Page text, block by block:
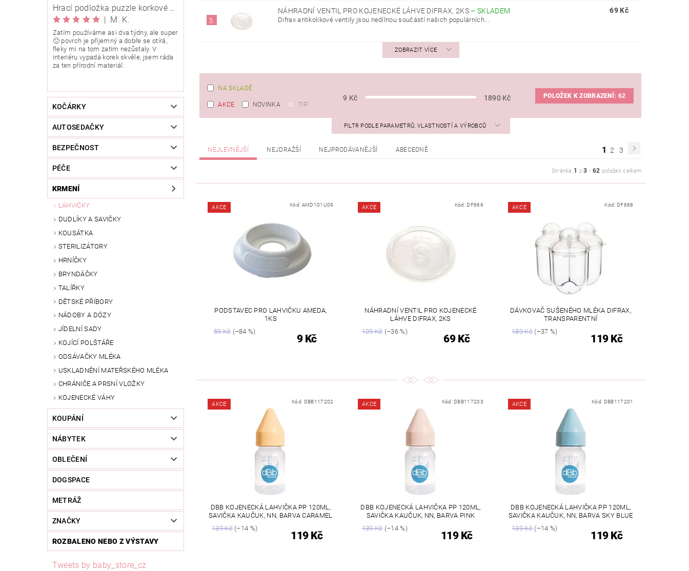
Hrací podložka puzzle korkové 90x90 cm
| M. K.
Zatím používáme asi dva týdny, ale super
🙂 povrch je příjemný a dobře se otírá,
fleky mi na tom zatím nezůstaly. V
interiéru vypadá korek skvěle, jsem ráda
za ten přírodní materiál.
KOČÁRKY
AUTOSEDAČKY
BEZPEČNOST
PÉČE
KRMENÍ
LAHVIČKY
DUDLÍKY A SAVIČKY
KOUSÁTKA
STERILIZÁTORY
HRNÍČKY
BRYNDÁČKY
TALÍŘKY
DĚTSKÉ PŘÍBORY
NÁDOBY A DÓZY
JÍDELNÍ SADY
KOJÍCÍ POLŠTÁŘE
ODSÁVAČKY MLÉKA
USKLADNĚNÍ MATEŘSKÉHO MLÉKA
CHRÁNIČE A PRSNÍ VLOŽKY
KOJENECKÉ VÁHY
KOUPÁNÍ
NÁBYTEK
OBLEČENÍ
DOGSPACE
METRÁŽ
ZNAČKY
ROZBALENO NEBO Z VÝSTAVY
Tweets by baby_store_cz
3.
NÁHRADNÍ VENTIL PRO KOJENECKÉ LÁHVE DIFRAX, 2KS – SKLADEM
Difrax antikolikové ventily jsou nedílnou součástí našich populárních...
69 Kč
ZOBRAZIT VÍCE
NA SKLADĚ
AKCE NOVINKA TIP
9 Kč 1890 Kč POLOŽEK K ZOBRAZENÍ: 62
FILTR PODLE PARAMETRŮ, VLASTNOSTÍ A VÝROBCŮ
NEJLEVNĚJŠÍ NEJDRAŽŠÍ NEJPRODÁVANĚJŠÍ ABECEDNĚ 1 2 3
Stránka 1 z3 - 62 položek celkem
AKCE Kód: AMD101U09
PODSTAVEC PRO LAHVIČKU AMEDA,
1KS
59 Kč (–84 %)
9 Kč
AKCE Kód: DF666
NÁHRADNÍ VENTIL PRO KOJENECKÉ
LÁHVE DIFRAX, 2KS
109 Kč(–36 %)
69 Kč
AKCE Kód: DF668
DÁVKOVAČ SUŠENÉHO MLÉKA DIFRAX,
TRANSPARENTNÍ
189 Kč (–37 %)
119 Kč
AKCE Kód: DBB117202
DBB KOJENECKÁ LAHVIČKA PP 120ML,
SAVIČKA KAUČUK, NN, BARVA CARAMEL
139 Kč(–14 %)
119 Kč
AKCE Kód: DBB117203
DBB KOJENECKÁ LAHVIČKA PP 120ML,
SAVIČKA KAUČUK, NN, BARVA PINK
139 Kč(–14 %)
119 Kč
AKCE Kód: DBB117201
DBB KOJENECKÁ LAHVIČKA PP 120ML,
SAVIČKA KAUČUK, NN, BARVA SKY BLUE
139 Kč (–14 %)
119 Kč